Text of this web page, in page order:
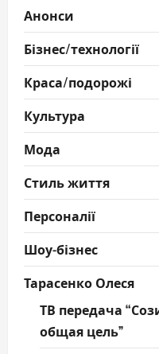
Анонси
Бізнес/технології
Краса/подорожі
Культура
Мода
Стиль життя
Персоналії
Шоу-бізнес
Тарасенко Олеся
ТВ передача
общая цель”